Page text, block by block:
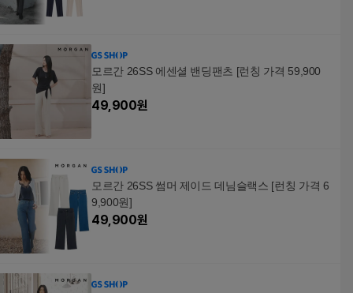
모르간 26SS 에센셜 밴딩팬츠 [런칭 가격 59,900
원]
49,900원
모르간 26SS 썸머 제이드 데님슬랙스 [런칭 가격 6
9,900원]
49,900원